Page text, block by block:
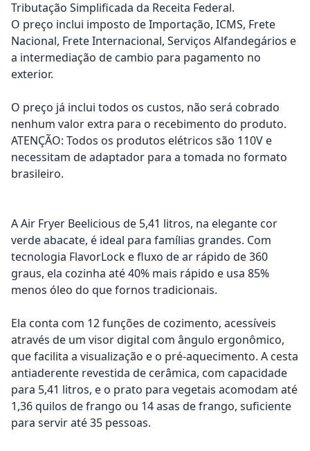
Tributação Simplificada da Receita Federal.
O preço inclui imposto de Importação, ICMS, Frete
Nacional, Frete Internacional, Serviços Alfandegários e
a intermediação de cambio para pagamento no
exterior.
O preço já inclui todos os custos, não será cobrado
nenhum valor extra para o recebimento do produto.
ATENÇÃO: Todos os produtos elétricos são 110V e
necessitam de adaptador para a tomada no formato
brasileiro.
A Air Fryer Beelicious de 5,41 litros, na elegante cor
verde abacate, é ideal para famílias grandes. Com
tecnologia FlavorLock e fluxo de ar rápido de 360
graus, ela cozinha até 40% mais rápido e usa 85%
menos óleo do que fornos tradicionais.
Ela conta com 12 funções de cozimento, acessíveis
através de um visor digital com ângulo ergonômico,
que facilita a visualização e o pré-aquecimento. A cesta
antiaderente revestida de cerâmica, com capacidade
para 5,41 litros, e o prato para vegetais acomodam até
1,36 quilos de frango ou 14 asas de frango, suficiente
para servir até 35 pessoas.